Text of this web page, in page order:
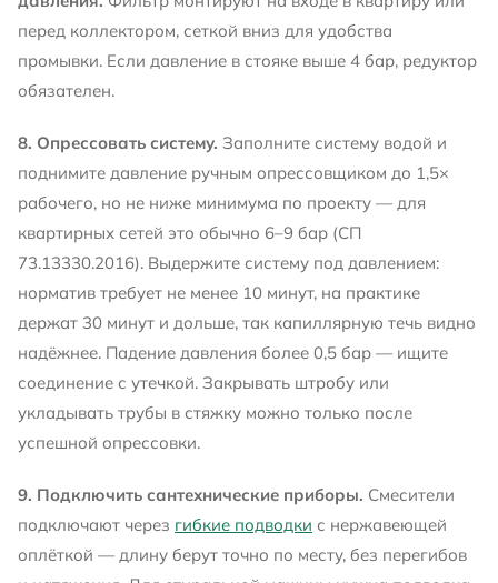
перед коллектором, сеткой вниз для удобства
промывки. Если давление в стояке выше 4 бар, редуктор
обязателен.
8. Опрессовать систему. Заполните систему водой и
поднимите давление ручным опрессовщиком до 1,5×
рабочего, но не ниже минимума по проекту — для
квартирных сетей это обычно 6–9 бар (СП
73.13330.2016). Выдержите систему под давлением:
норматив требует не менее 10 минут, на практике
держат 30 минут и дольше, так капиллярную течь видно
надёжнее. Падение давления более 0,5 бар — ищите
соединение с утечкой. Закрывать штробу или
укладывать трубы в стяжку можно только после
успешной опрессовки.
9. Подключить сантехнические приборы. Смесители
подключают через гибкие подводки с нержавеющей
оплёткой — длину берут точно по месту, без перегибов